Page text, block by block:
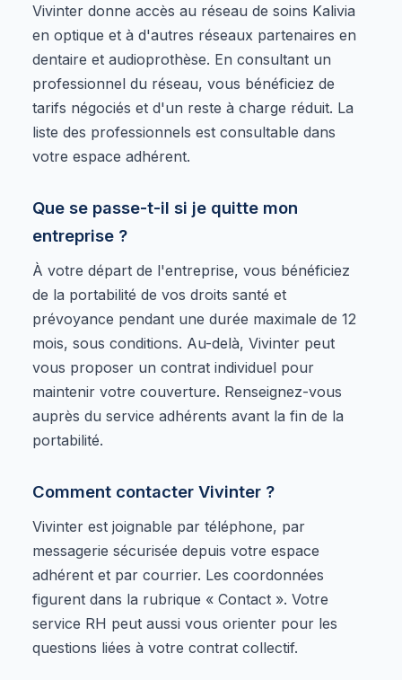
Vivinter donne accès au réseau de soins Kalivia
en optique et à d'autres réseaux partenaires en
dentaire et audioprothèse. En consultant un
professionnel du réseau, vous bénéficiez de
tarifs négociés et d'un reste à charge réduit. La
liste des professionnels est consultable dans
votre espace adhérent.
Que se passe-t-il si je quitte mon
entreprise ?
À votre départ de l'entreprise, vous bénéficiez
de la portabilité de vos droits santé et
prévoyance pendant une durée maximale de 12
mois, sous conditions. Au-delà, Vivinter peut
vous proposer un contrat individuel pour
maintenir votre couverture. Renseignez-vous
auprès du service adhérents avant la fin de la
portabilité.
Comment contacter Vivinter ?
Vivinter est joignable par téléphone, par
messagerie sécurisée depuis votre espace
adhérent et par courrier. Les coordonnées
figurent dans la rubrique « Contact ». Votre
service RH peut aussi vous orienter pour les
questions liées à votre contrat collectif.